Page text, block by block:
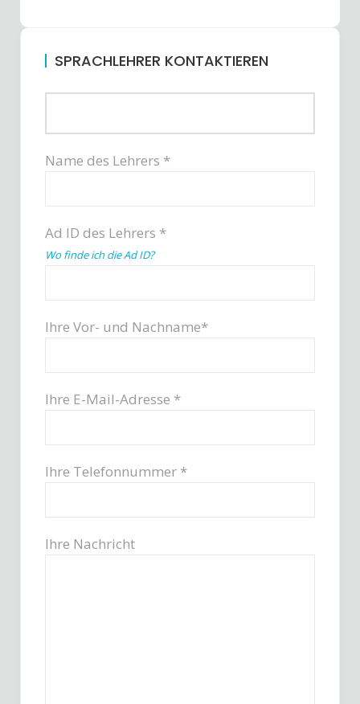
SPRACHLEHRER KONTAKTIEREN
Name des Lehrers *
Ad ID des Lehrers *
Wo finde ich die Ad ID?
Ihre Vor- und Nachname*
Ihre E-Mail-Adresse *
Ihre Telefonnummer *
Ihre Nachricht